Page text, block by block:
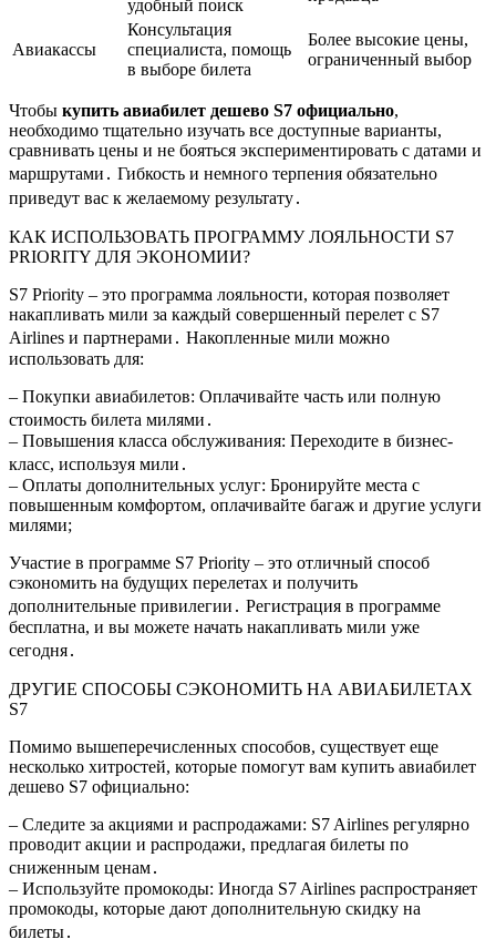
удобный поиск
Авиакассы
Консультация
специалиста, помощь
в выборе билета
Более высокие цены,
ограниченный выбор
Чтобы купить авиабилет дешево S7 официально,
необходимо тщательно изучать все доступные варианты,
сравнивать цены и не бояться экспериментировать с датами и
маршрутами․ Гибкость и немного терпения обязательно
приведут вас к желаемому результату․
КАК ИСПОЛЬЗОВАТЬ ПРОГРАММУ ЛОЯЛЬНОСТИ S7
PRIORITY ДЛЯ ЭКОНОМИИ?
S7 Priority – это программа лояльности, которая позволяет
накапливать мили за каждый совершенный перелет с S7
Airlines и партнерами․ Накопленные мили можно
использовать для:
– Покупки авиабилетов: Оплачивайте часть или полную
стоимость билета милями․
– Повышения класса обслуживания: Переходите в бизнес-
класс, используя мили․
– Оплаты дополнительных услуг: Бронируйте места с
повышенным комфортом, оплачивайте багаж и другие услуги
милями;
Участие в программе S7 Priority – это отличный способ
сэкономить на будущих перелетах и получить
дополнительные привилегии․ Регистрация в программе
бесплатна, и вы можете начать накапливать мили уже
сегодня․
ДРУГИЕ СПОСОБЫ СЭКОНОМИТЬ НА АВИАБИЛЕТАХ
S7
Помимо вышеперечисленных способов, существует еще
несколько хитростей, которые помогут вам купить авиабилет
дешево S7 официально:
– Следите за акциями и распродажами: S7 Airlines регулярно
проводит акции и распродажи, предлагая билеты по
сниженным ценам․
– Используйте промокоды: Иногда S7 Airlines распространяет
промокоды, которые дают дополнительную скидку на
билеты․